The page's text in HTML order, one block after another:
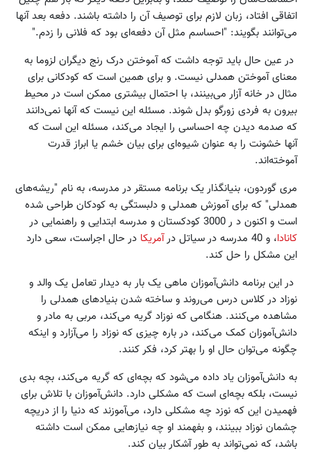
اتفاقی افتاد، زبان لازم برای توصیف آن را داشته باشند. دفعه بعد آنها
می‌توانند بگویند: "احساسم مثل آن دفعه‌ای بود که فلانی را زدم."
در عین حال باید توجه داشت که آموختن درک رنج دیگران لزوما به
معنای آموختن همدلی نیست. و برای همین است که کودکانی برای
مثال در خانه آزار می‌بینند، با احتمال بیشتری ممکن است در محیط
بیرون به فردی زورگو بدل شوند. مسئله این نیست که آنها نمی‌دانند
که صدمه دیدن چه احساسی را ایجاد می‌کند، مسئله این است که
آنها خشونت را به عنوان شیوه‌ای برای بیان خشم یا ابراز قدرت
آموخته‌اند.
مری گوردون، بنیانگذار یک برنامه مستقر در مدرسه، به نام "ریشه‌های
همدلی" که برای آموزش همدلی و دلبستگی به کودکان طراحی شده
است و اکنون د ر 3000 کودکستان و مدرسه ابتدایی و راهنمایی در
کانادا، و 40 مدرسه در سیاتل در آمریکا در حال اجراست، سعی دارد
این مشکل را حل کند.
در این برنامه دانش‌آموزان ماهی یک بار به دیدار تعامل یک والد و
نوزاد در کلاس درس می‌روند و ساخته شدن بنیادهای همدلی را
مشاهده می‌کنند. هنگامی که نوزاد گریه می‌کند، مربی به مادر و
دانش‌آموزان کمک می‌کند، در باره چیزی که نوزاد را می‌‌‌آزارد و اینکه
چگونه می‌توان حال او را بهتر کرد، فکر کنند.
به دانش‌‌آموزان یاد داده می‌شود که بچه‌ای که گریه می‌کند، بچه بدی
نیست، بلکه بچه‌ای است که مشکلی دارد. دانش‌آموزان با تلاش برای
فهمیدن این که نوزد چه مشکلی دارد، می‌‌آموزند که دنیا را از دریچه
چشمان نوزاد ببینند، و بفهمند او چه نیازهایی ممکن است داشته
باشد، که نمی‌تواند به طور آشکار بیان کند.